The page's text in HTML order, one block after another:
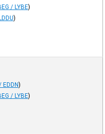
/ LYBE)
)
EDDN)
/ LYBE)